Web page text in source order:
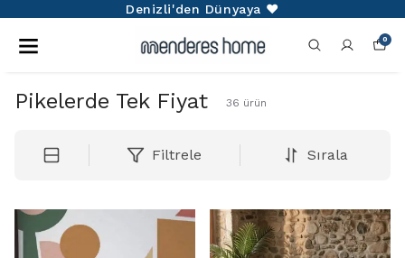
Denizli'den Dünyaya ❤️
0
Pikelerde Tek Fiyat 36 ürün
Filtrele Sırala